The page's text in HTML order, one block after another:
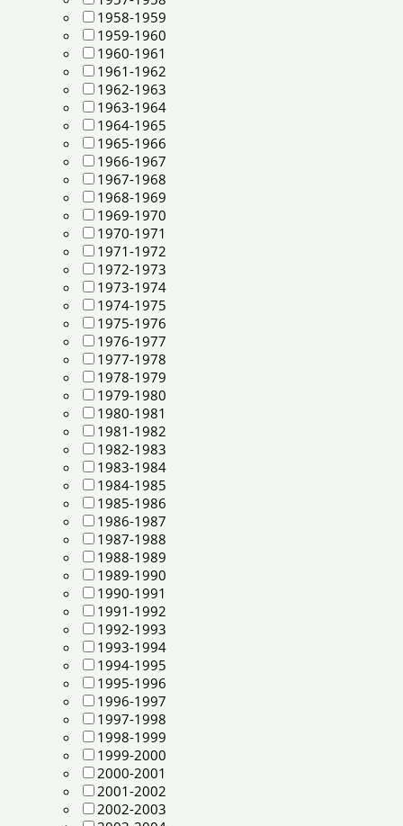
1958-1959
1959-1960
1960-1961
1961-1962
1962-1963
1963-1964
1964-1965
1965-1966
1966-1967
1967-1968
1968-1969
1969-1970
1970-1971
1971-1972
1972-1973
1973-1974
1974-1975
1975-1976
1976-1977
1977-1978
1978-1979
1979-1980
1980-1981
1981-1982
1982-1983
1983-1984
1984-1985
1985-1986
1986-1987
1987-1988
1988-1989
1989-1990
1990-1991
1991-1992
1992-1993
1993-1994
1994-1995
1995-1996
1996-1997
1997-1998
1998-1999
1999-2000
2000-2001
2001-2002
2002-2003